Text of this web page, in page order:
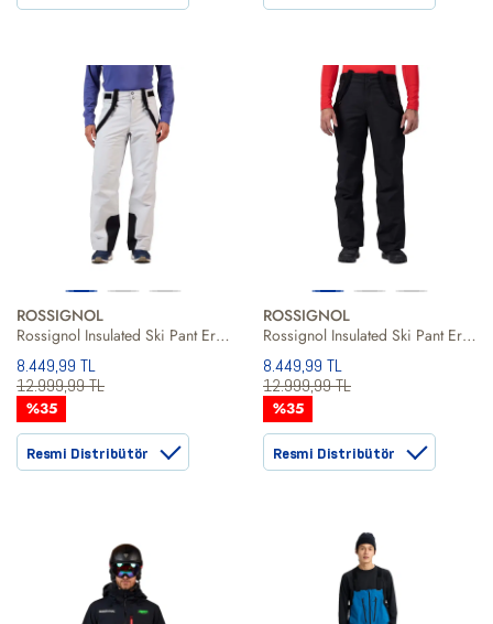
ROSSIGNOL
Rossignol Insulated Ski Pant Erkek Kayak Pantolonu
8.449,99 TL
12.999,99 TL
%35
Resmi Distribütör
ROSSIGNOL
Rossignol Insulated Ski Pant Erkek Kayak Pantolonu
8.449,99 TL
12.999,99 TL
%35
Resmi Distribütör